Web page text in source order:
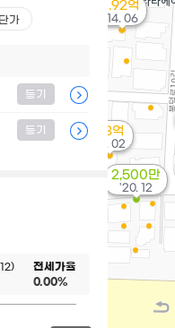
2,500만
'20. 12
1.92억
'14. 06
6.3억
'07. 02
가
등기
등기
전세가율
0.00%